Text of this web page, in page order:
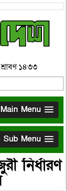
১৪৩৩
Main Menu
Sub Menu
নির্ধারণ